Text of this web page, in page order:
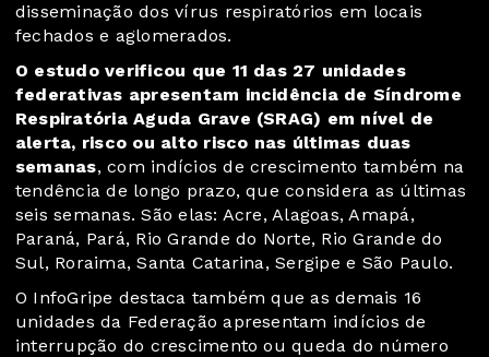
disseminação dos vírus respiratórios em locais
fechados e aglomerados.
O estudo verificou que 11 das 27 unidades
federativas apresentam incidência de Síndrome
Respiratória Aguda Grave (SRAG) em nível de
alerta, risco ou alto risco nas últimas duas
semanas, com indícios de crescimento também na
tendência de longo prazo, que considera as últimas
seis semanas. São elas: Acre, Alagoas, Amapá,
Paraná, Pará, Rio Grande do Norte, Rio Grande do
Sul, Roraima, Santa Catarina, Sergipe e São Paulo.
O InfoGripe destaca também que as demais 16
unidades da Federação apresentam indícios de
interrupção do crescimento ou queda do número